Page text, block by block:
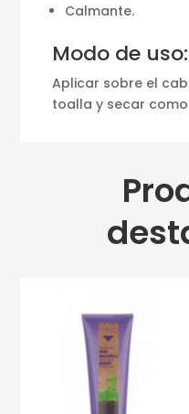
Calmante.
Modo de uso:
Aplicar sobre el
toalla y secar